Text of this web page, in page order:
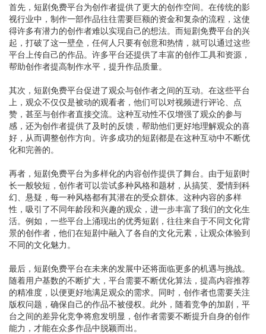
首先，短剧免费平台为创作者提供了更大的创作空间。在传统的影
视行业中，制作一部作品往往需要巨额的资金和复杂的流程，这使
得许多有潜力的创作者难以实现自己的想法。而短剧免费平台的兴
起，打破了这一壁垒，任何人只要有创意和热情，就可以通过这些
平台上传自己的作品。许多平台还提供了丰富的创作工具和资源，
帮助创作者提高制作水平，提升作品质量。
其次，短剧免费平台促进了观众与创作者之间的互动。在这些平台
上，观众不仅仅是被动的观看者，他们可以对视频进行评论、点
赞，甚至与创作者直接交流。这种互动性不仅增强了观众的参与
感，还为创作者提供了及时的反馈，帮助他们更好地理解观众的喜
好，从而调整创作方向。许多成功的短剧都是在这种互动中不断优
化和完善的。
再者，短剧免费平台为多样化的内容创作提供了舞台。由于短剧时
长一般较短，创作者可以尝试多种风格和题材，从搞笑、爱情到科
幻、悬疑，每一种风格都有其潜在的受众群体。这种内容的多样
性，吸引了不同年龄段和兴趣的观众，进一步丰富了我们的文化生
活。例如，一些平台上涌现出的优秀短剧，往往来自于不同文化背
景的创作者，他们在短剧中融入了各自的文化元素，让观众体验到
不同的文化魅力。
最后，短剧免费平台在未来的发展中还将面临更多的机遇与挑战。
随着用户基数的不断扩大，平台需要不断优化算法，提高内容推荐
的精准度，以便更好地满足观众的需求。同时，创作者也需要关注
版权问题，确保自己的作品不被侵权。此外，随着竞争的加剧，平
台之间的差异化竞争将愈发明显，创作者需要不断提升自身的创作
能力，才能在众多作品中脱颖而出。